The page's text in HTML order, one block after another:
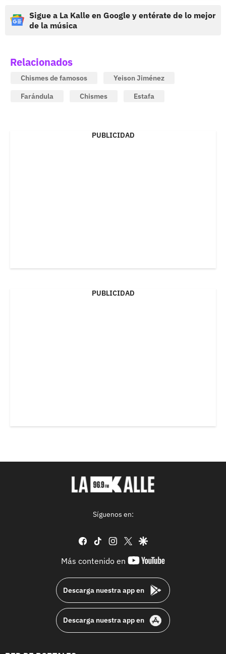
Sigue a La Kalle en Google y entérate de lo mejor
de la música
Relacionados
Chismes de famosos
Yeison Jiménez
Farándula
Chismes Estafa
PUBLICIDAD
PUBLICIDAD
Síguenos en:
facebook
tiktok instagram
twittergoogle
Más contenido en
youtube-
Descarga nuestra app en
Descarga nuestra app en